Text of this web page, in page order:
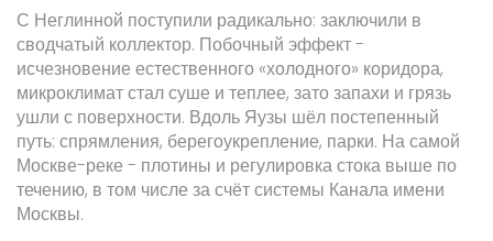
С Неглинной поступили радикально: заключили в
сводчатый коллектор. Побочный эффект -
исчезновение естественного «холодного» коридора,
микроклимат стал суше и теплее, зато запахи и грязь
ушли с поверхности. Вдоль Яузы шёл постепенный
путь: спрямления, берегоукрепление, парки. На самой
Москве-реке - плотины и регулировка стока выше по
течению, в том числе за счёт системы Канала имени
Москвы.